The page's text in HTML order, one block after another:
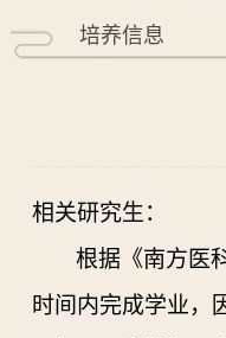
培养信息
相关研究生：
根据《南方医
时间内完成学业，